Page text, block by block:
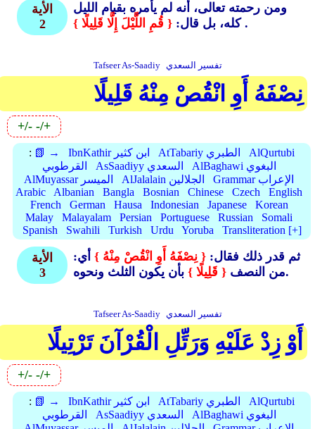
الأية
2
ومن رحمته تعالى، أنه لم يأمره بقيام الليل
كله، بل قال: { قُمِ اللَّيْلَ إِلَّا قَلِيلًا } .
Tafseer As-Saadiy تفسير السعدي
نِصْفَهُ أَوِ انْقُصْ مِنْهُ قَلِيلًا
+/- -/+
: 📗 → IbnKathir ابن كثير AtTabariy الطبري
AlQurtubi
القرطوبي
AsSaadiyy السعدي
AlBaghawi البغوي
AlMuyassar الميسر
AlJalalain الجلالين
Grammar الإعراب
Arabic
Albanian Bangla Bosnian Chinese Czech
English
French
German Hausa Indonesian Japanese
Korean
Malay
Malayalam Persian Portuguese Russian
Somali
Spanish
Swahili Turkish Urdu Yoruba Transliteration [+]
الأية
3
ثم قدر ذلك فقال: { نِصْفَهُ أَوِ انْقُصْ مِنْهُ } أي:
من النصف { قَلِيلًا } بأن يكون الثلث ونحوه.
Tafseer As-Saadiy تفسير السعدي
أَوْ زِدْ عَلَيْهِ وَرَتِّلِ الْقُرْآنَ تَرْتِيلًا
+/- -/+
: 📗 → IbnKathir ابن كثير AtTabariy الطبري
AlQurtubi
القرطوبي
AsSaadiyy السعدي
AlBaghawi البغوي